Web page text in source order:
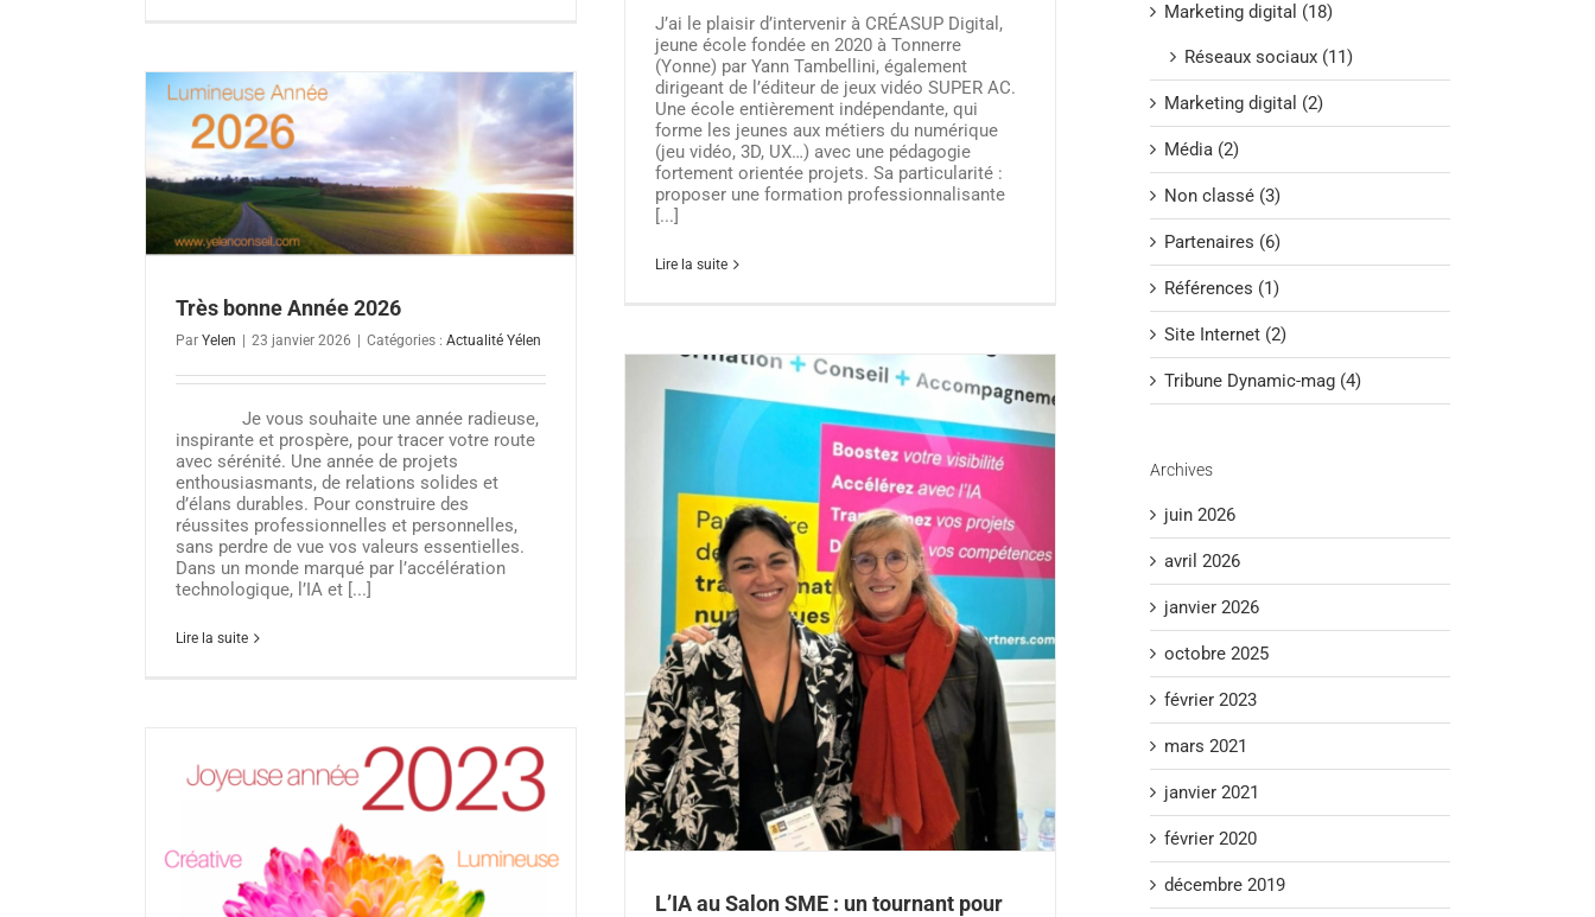
J’ai le plaisir d’intervenir à CRÉASUP Digital,
jeune école fondée en 2020 à Tonnerre
(Yonne) par Yann Tambellini, également
dirigeant de l’éditeur de jeux vidéo SUPER AC.
Une école entièrement indépendante, qui
forme les jeunes aux métiers du numérique
(jeu vidéo, 3D, UX…) avec une pédagogie
fortement orientée projets. Sa particularité :
proposer une formation professionnalisante
[...]
Lire la suite
Très bonne Année 2026
Par Yelen | 23 janvier 2026 | Catégories : Actualité Yélen
Je vous souhaite une année radieuse,
inspirante et prospère, pour tracer votre route
avec sérénité. Une année de projets
enthousiasmants, de relations solides et
d’élans durables. Pour construire des
réussites professionnelles et personnelles,
sans perdre de vue vos valeurs essentielles.
Dans un monde marqué par l’accélération
technologique, l’IA et [...]
Lire la suite
L’IA au Salon SME : un tournant pour toutes les
L’IA au Salon SME : un tournant pour
Marketing digital (18)
Réseaux sociaux (11)
Marketing digital (2)
Média (2)
Non classé (3)
Partenaires (6)
Références (1)
Site Internet (2)
Tribune Dynamic-mag (4)
Archives
juin 2026
avril 2026
janvier 2026
octobre 2025
février 2023
mars 2021
janvier 2021
février 2020
décembre 2019